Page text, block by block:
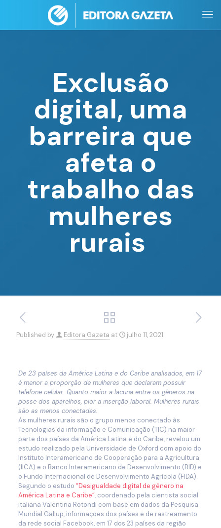
Exclusão
digital, uma
barreira que
afeta o
trabalho das
mulheres
rurais
Published by Editora Gazeta at julho 11, 2021
De 23 países da América Latina e do Caribe analisados, em 17
é menor a proporção de mulheres que declaram possuir
telefone celular. Quanto maior a lacuna entre os gêneros na
posse dos aparelhos, pior a inserção laboral. Mulheres rurais
são as menos conectadas.
As mulheres rurais são o grupo menos conectado às
Tecnologias da informação e Comunicação (TIC) na maior
parte dos países da América Latina e do Caribe, revelou um
estudo realizado pela Universidade de Oxford com apoio do
Instituto Interamericano de Cooperação para a Agricultura
(IICA) e o Banco Interamericano de Desenvolvimento (BID) e
o Fundo Internacional de Desenvolvimento Agrícola (FIDA).
Segundo o estudo “Desigualdade digital de gênero na
América Latina e Caribe”, coordenado pela cientista social
italiana Valentina Rotondi com base em dados da Pesquisa
Mundial Gallup, informações dos países e de rastreamento
da rede social Facebook, em 17 dos 23 países da região